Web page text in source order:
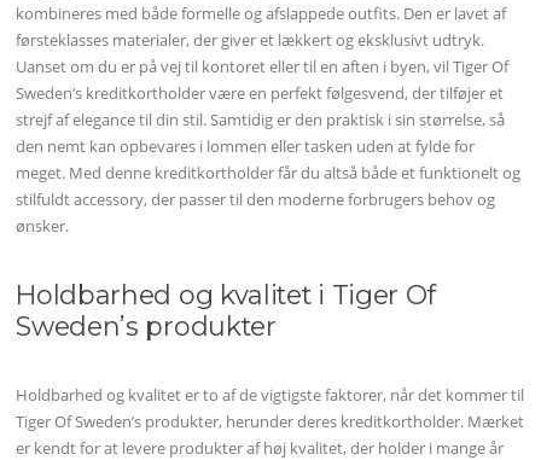
kombineres med både formelle og afslappede outfits. Den er lavet af
førsteklasses materialer, der giver et lækkert og eksklusivt udtryk.
Uanset om du er på vej til kontoret eller til en aften i byen, vil Tiger Of
Sweden’s kreditkortholder være en perfekt følgesvend, der tilføjer et
strejf af elegance til din stil. Samtidig er den praktisk i sin størrelse, så
den nemt kan opbevares i lommen eller tasken uden at fylde for
meget. Med denne kreditkortholder får du altså både et funktionelt og
stilfuldt accessory, der passer til den moderne forbrugers behov og
ønsker.
Holdbarhed og kvalitet i Tiger Of
Sweden’s produkter
Holdbarhed og kvalitet er to af de vigtigste faktorer, når det kommer til
Tiger Of Sweden’s produkter, herunder deres kreditkortholder. Mærket
er kendt for at levere produkter af høj kvalitet, der holder i mange år